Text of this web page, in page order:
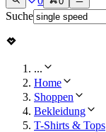
Suche
...
Home
Shoppen
Bekleidung
T-Shirts & Tops